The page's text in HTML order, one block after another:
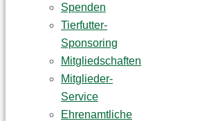
Spenden
Tierfutter-
Sponsoring
Mitgliedschaften
Mitglieder-
Service
Ehrenamtliche